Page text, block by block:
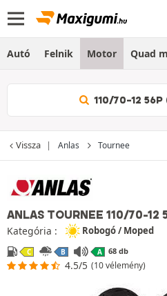
Autó Felnik Motor Quad
110/70-12
Vissza Anlas Tournee
ANLAS TOURNEE 110/70-12
Kategória : Robogó / Moped
C B A 68 db
4.5/5 (10 vélemény)